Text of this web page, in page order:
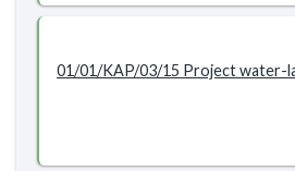
01/01/KAP/03/15 Project water-